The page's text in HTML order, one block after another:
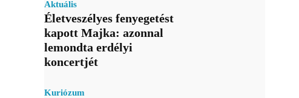
Aktuális
Életveszélyes fenyegetést
kapott Majka: azonnal
lemondta erdélyi
koncertjét
Kuriózum